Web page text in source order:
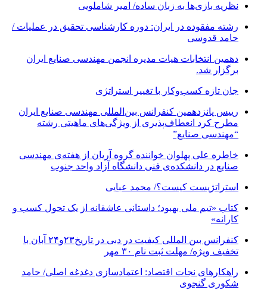
نظریه بازی‌ها به زبان ساده/ امیر شاملویی
رشته مفقوده در ایران: دوره کارشناسی تحقیق در عملیات /
حامد قدوسی
دهمین انتخابات هیات مدیره انجمن مهندسی صنایع ایران
برگزار شد.
جان تازه کسب‌وکار با تغییر استراتژی
رییس پانزدهمین کنفرانس بین‌المللی مهندسی صنایع ایران
مطرح کرد انعطاف‌پذیری از ویژگی‌های ماهیتی رشته
“مهندسی صنایع”
خاطره علی پهلوان خواننده گروه آریان از هفته‌ی مهندسی
صنایع در دانشکده‌ی فنی دانشگاه آزاد واحد جنوب
استراتژیست کیست؟‬/ محمد عبایی
کتاب «تیم ملی بهبود؛ داستانی عاشقانه از یک تحول کسب و
کارانه»
کنفرانس بین المللی کیفیت در دبی در تاریخ۲۳و۲۴ آبان با
تخفیف ویژه/ مهلت ثبت نام ۳۰ مهر
راهکارهای نجات اقتصاد: اعتمادسازی دغدغه اصلی/ حامد
شکوری گنجوی